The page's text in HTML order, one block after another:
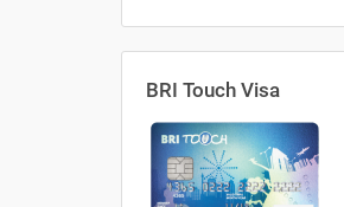
BRI Touch Visa